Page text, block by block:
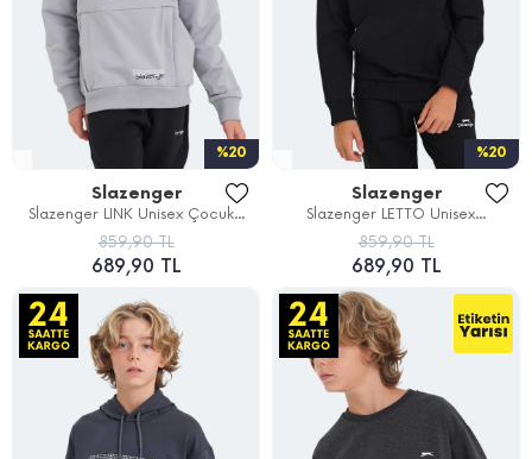
%20
Slazenger
Slazenger LINK Unisex Çocuk...
859,90 TL
689,90 TL
%20
Slazenger
Slazenger LETTO Unisex...
859,90 TL
689,90 TL